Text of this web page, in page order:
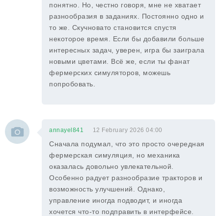
понятно. Но, честно говоря, мне не хватает
разнообразия в заданиях. Постоянно одно и
то же. Скучновато становится спустя
некоторое время. Если бы добавили больше
интересных задач, уверен, игра бы заиграла
новыми цветами. Всё же, если ты фанат
фермерских симуляторов, можешь
попробовать.
annayel841 12 February 2026 04:00
Сначала подумал, что это просто очередная
фермерская симуляция, но механика
оказалась довольно увлекательной.
Особенно радует разнообразие тракторов и
возможность улучшений. Однако,
управление иногда подводит, и иногда
хочется что-то подправить в интерфейсе.